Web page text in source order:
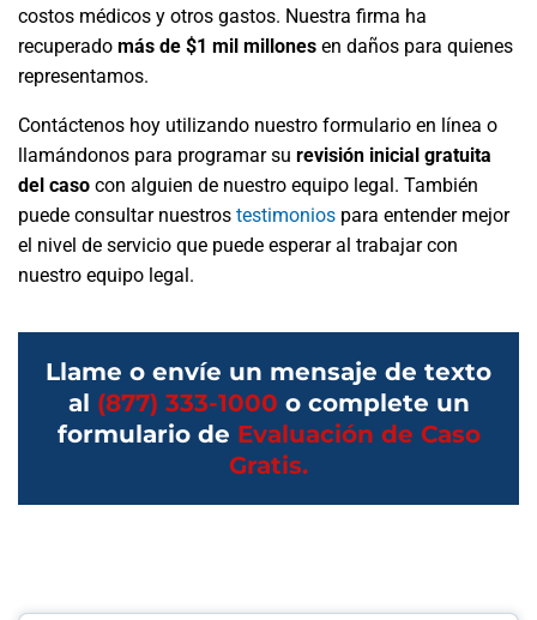
costos médicos y otros gastos. Nuestra firma ha
recuperado más de $1 mil millones en daños para quienes
representamos.
Contáctenos hoy utilizando nuestro formulario en línea o
llamándonos para programar su revisión inicial gratuita
del caso con alguien de nuestro equipo legal. También
puede consultar nuestros testimonios para entender mejor
el nivel de servicio que puede esperar al trabajar con
nuestro equipo legal.
Llame o envíe un mensaje de texto
al (877) 333-1000 o complete un
formulario de Evaluación de Caso
Gratis.